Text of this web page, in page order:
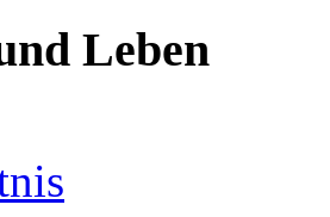
Leben